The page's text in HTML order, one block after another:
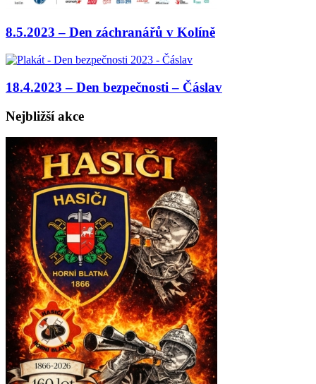
8.5.2023 – Den záchranářů v Kolíně
18.4.2023 – Den bezpečnosti – Čáslav
Nejbližší akce